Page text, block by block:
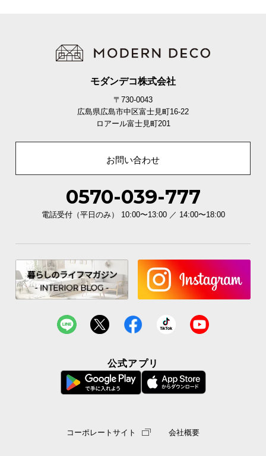
モダンデコ株式会社
〒730-0043
広島県広島市中区富士見町16-22
ロアール富士見町201
お問い合わせ
0570-039-777
電話受付（平日のみ） 10:00〜13:00 ／ 14:00〜18:00
公式アプリ
コーポレートサイト 会社概要